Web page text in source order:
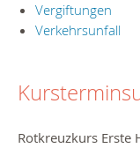
Vergiftungen
Verkehrsunfall
Rotkreuzkurs Erste